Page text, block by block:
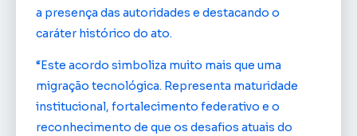
a presença das autoridades e destacando o
caráter histórico do ato.
“Este acordo simboliza muito mais que uma
migração tecnológica. Representa maturidade
institucional, fortalecimento federativo e o
reconhecimento de que os desafios atuais do